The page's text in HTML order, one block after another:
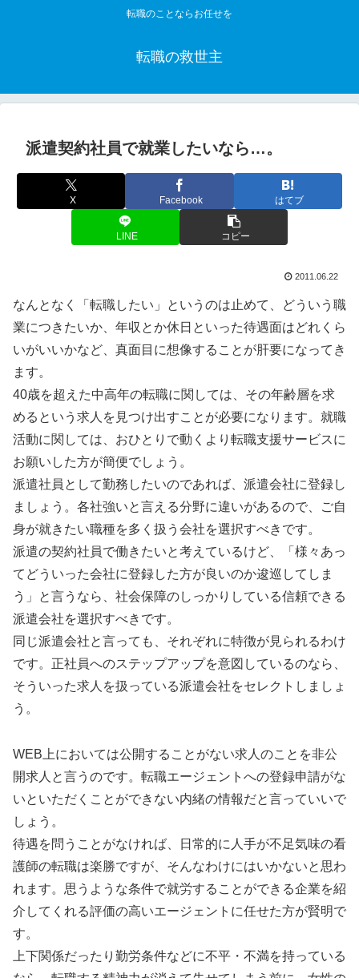
転職のことならお任せを
転職の救世主
派遣契約社員で就業したいなら…。
X Facebook はてブ
LINE コピー
2011.06.22
なんとなく「転職したい」というのは止めて、どういう職
業につきたいか、年収とか休日といった待遇面はどれくら
いがいいかなど、真面目に想像することが肝要になってき
ます。
40歳を超えた中高年の転職に関しては、その年齢層を求
めるという求人を見つけ出すことが必要になります。就職
活動に関しては、おひとりで動くより転職支援サービスに
お願いした方が簡便でしょう。
派遣社員として勤務したいのであれば、派遣会社に登録し
ましょう。各社強いと言える分野に違いがあるので、ご自
身が就きたい職種を多く扱う会社を選択すべきです。
派遣の契約社員で働きたいと考えているけど、「様々あっ
てどういった会社に登録した方が良いのか逡巡してしま
う」と言うなら、社会保障のしっかりしている信頼できる
派遣会社を選択すべきです。
同じ派遣会社と言っても、それぞれに特徴が見られるわけ
です。正社員へのステップアップを意図しているのなら、
そういった求人を扱っている派遣会社をセレクトしましょ
う。
WEB上においては公開することがない求人のことを非公
開求人と言うのです。転職エージェントへの登録申請がな
いといただくことができない内緒の情報だと言っていいで
しょう。
待遇を問うことがなければ、日常的に人手が不足気味の看
護師の転職は楽勝ですが、そんなわけにはいかないと思わ
れます。思うような条件で就労することができる企業を紹
介してくれる評価の高いエージェントに任せた方が賢明で
す。
上下関係だったり勤労条件などに不平・不満を持っている